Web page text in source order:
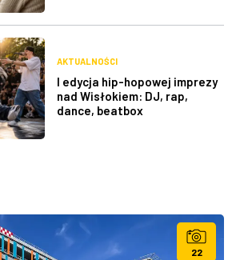
AKTUALNOŚCI
I edycja hip-hopowej imprezy
nad Wisłokiem: DJ, rap,
dance, beatbox
22